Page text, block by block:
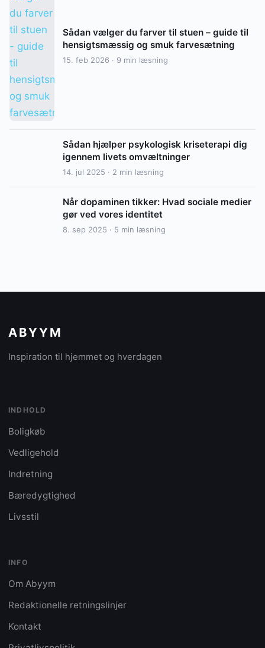
Sådan vælger du farver til stuen – guide til
hensigtsmæssig og smuk farvesætning
15. feb 2026 · 9 min læsning
Sådan hjælper psykologisk kriseterapi dig
igennem livets omvæltninger
14. jul 2025 · 2 min læsning
Når dopaminen tikker: Hvad sociale medier
gør ved vores identitet
8. sep 2025 · 5 min læsning
ABYYM
Inspiration til hjemmet og hverdagen
INDHOLD
Boligkøb
Vedligehold
Indretning
Bæredygtighed
Livsstil
INFO
Om Abyym
Redaktionelle retningslinjer
Kontakt